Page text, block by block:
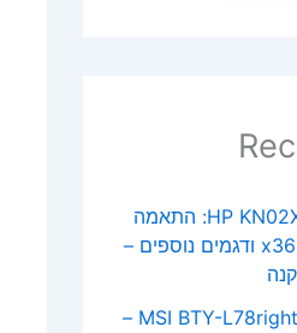
סוללת HP KN02XL 37.2Wh: התאמה
מלאה לפאביליון x360 ודגמים נוספים –
סוללת MSI BTY-L78right 75.24Wh –